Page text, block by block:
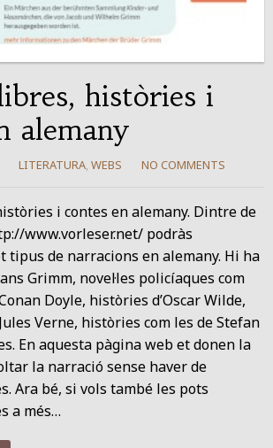
històries i
alemany
LITERATURA, WEBS NO COMMENTS
i contes en alemany. Dintre de
www.vorleser.net/ podràs
tipus de narracions en alemany. Hi ha
Grimm, novel·les policíaques com
Doyle, històries d’Oscar Wilde,
Verne, històries com les de Stefan
En aquesta pàgina web et donen la
la narració sense haver de
Ara bé, si vols també les pots
a més…